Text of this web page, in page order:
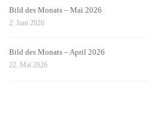
Bild des Monats – Mai 2026
2. Juni 2026
Bild des Monats – April 2026
22. Mai 2026